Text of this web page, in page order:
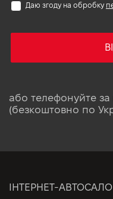
Даю згоду на обробку
або телефонуйте
(безкоштовно по
ІНТЕРНЕТ-